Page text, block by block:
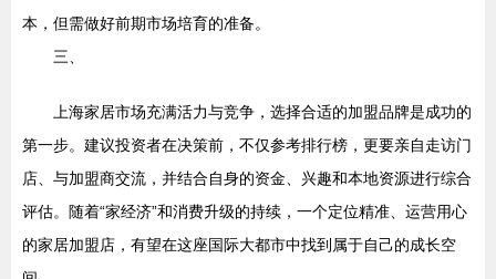
本，但需做好前期市场培育的准备。
三、
上海家居市场充满活力与竞争，选择合适的加盟品牌是成功的
第一步。建议投资者在决策前，不仅参考排行榜，更要亲自走访门
店、与加盟商交流，并结合自身的资金、兴趣和本地资源进行综合
评估。随着“家经济”和消费升级的持续，一个定位精准、运营用心
的家居加盟店，有望在这座国际大都市中找到属于自己的成长空